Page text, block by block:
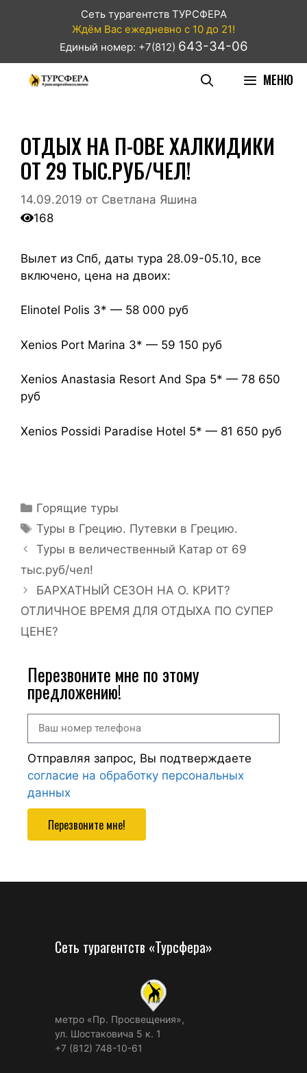
Сеть турагентств ТУРСФЕРА
Ждём Вас ежедневно с 10 до 21!
Единый номер: +7(812) 643-34-06
МЕНЮ
ОТДЫХ НА П-ОВЕ ХАЛКИДИКИ
ОТ 29 ТЫС.РУБ/ЧЕЛ!
14.09.2019 от Светлана Яшина
168
Вылет из Спб, даты тура 28.09-05.10, все
включено, цена на двоих:
Elinotel Polis 3* — 58 000 руб
Xenios Port Marina 3* — 59 150 руб
Xenios Anastasia Resort And Spa 5* — 78 650
руб
Xenios Possidi Paradise Hotel 5* — 81 650 руб
Горящие туры
Туры в Грецию. Путевки в Грецию.
Туры в величественный Катар от 69
тыс.руб/чел!
БАРХАТНЫЙ СЕЗОН НА О. КРИТ?
ОТЛИЧНОЕ ВРЕМЯ ДЛЯ ОТДЫХА ПО СУПЕР
ЦЕНЕ?
Перезвоните мне по этому
предложению!
Отправляя запрос, Вы подтверждаете
согласие на обработку персональных
данных
Перезвоните мне!
Сеть турагентств «Турсфера»
метро «Пр. Просвещения»,
ул. Шостаковича 5 к. 1
+7 (812) 748-10-61